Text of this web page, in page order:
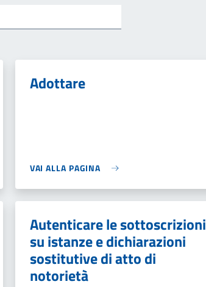
Adottare
VAI ALLA PAGINA
Autenticare le sottoscrizioni
su istanze e dichiarazioni
sostitutive di atto di
notorietà